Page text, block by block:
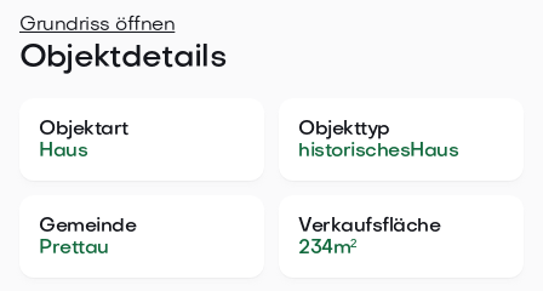
Grundriss öffnen
Objektdetails
Objektart
Haus
Objekttyp
historischesHaus
Gemeinde
Prettau
Verkaufsfläche
234m²